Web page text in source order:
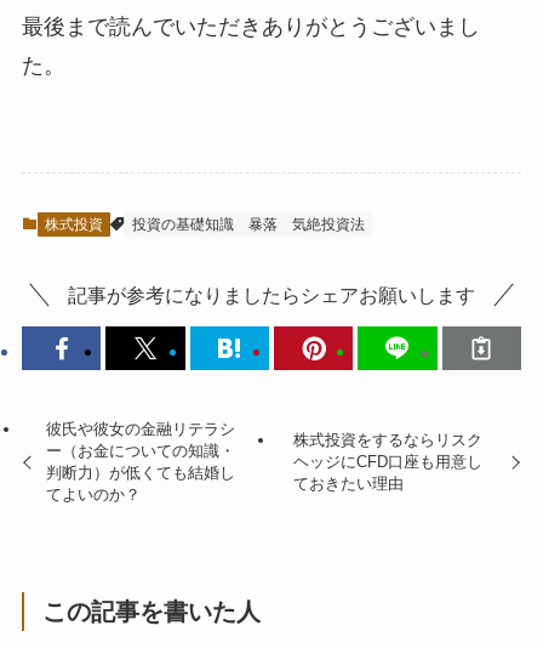
最後まで読んでいただきありがとうございまし
た。
株式投資 投資の基礎知識 暴落 気絶投資法
記事が参考になりましたらシェアお願いします
彼氏や彼女の金融リテラシ
ー（お金についての知識・
判断力）が低くても結婚し
てよいのか？
株式投資をするならリスク
ヘッジにCFD口座も用意し
ておきたい理由
この記事を書いた人